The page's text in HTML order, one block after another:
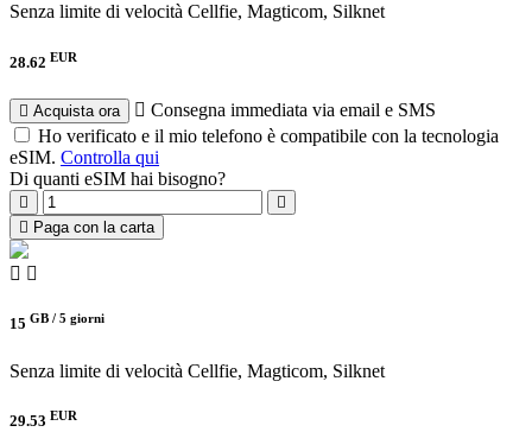
Senza limite di velocità Cellfie, Magticom, Silknet
28.62 EUR
Acquista ora
Consegna immediata via email e SMS
Ho verificato e il mio telefono è compatibile con la tecnologia
eSIM. Controlla qui
Di quanti eSIM hai bisogno?
Paga con la carta
15 GB / 5 giorni
Senza limite di velocità Cellfie, Magticom, Silknet
29.53 EUR